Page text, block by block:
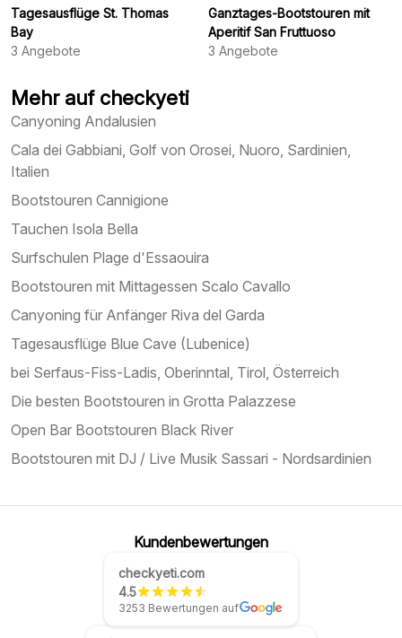
Tagesausflüge St. Thomas
Bay
3 Angebote
Ganztages-Bootstouren mit
Aperitif San Fruttuoso
3 Angebote
Mehr auf checkyeti
Canyoning Andalusien
Cala dei Gabbiani, Golf von Orosei, Nuoro, Sardinien,
Italien
Bootstouren Cannigione
Tauchen Isola Bella
Surfschulen Plage d'Essaouira
Bootstouren mit Mittagessen Scalo Cavallo
Canyoning für Anfänger Riva del Garda
Tagesausflüge Blue Cave (Lubenice)
bei Serfaus-Fiss-Ladis, Oberinntal, Tirol, Österreich
Die besten Bootstouren in Grotta Palazzese
Open Bar Bootstouren Black River
Bootstouren mit DJ / Live Musik Sassari - Nordsardinien
Kundenbewertungen
checkyeti.com
4.5
3253 Bewertungen auf